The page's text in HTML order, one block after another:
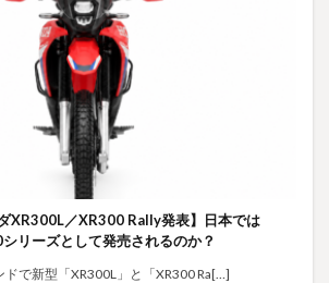
XR300L／XR300 Rally発表】日本では
リーズとして発売されるのか？
で新型「XR300L」と「XR300 Ra[…]